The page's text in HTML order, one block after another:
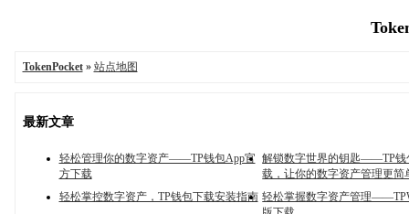
TokenPocket» 站点地图
最新文章
轻松管理你的数字资产——TP钱包App官
方下载
解锁数字世界的钥匙——TP钱
载，让你的数字资产管理更简
轻松掌控数字资产，TP钱包下载安装指南 轻松掌握数字资产管理